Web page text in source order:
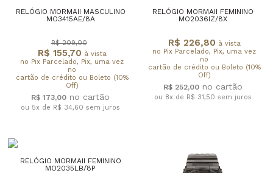
RELÓGIO MORMAII MASCULINO
MO3415AE/8A
R$ 155,70 à vista
no Pix Parcelado, Pix, uma vez
no
cartão de crédito ou Boleto (10%
Off)
R$ 209,00
R$ 173,00
ou 5x de R$ 34,60 sem juros
RELÓGIO MORMAII FEMININO
MO2036IZ/8X
R$ 226,80 à vista
no Pix Parcelado, Pix, uma vez
no
cartão de crédito ou Boleto (10%
Off)
R$ 252,00
ou 8x de R$ 31,50 sem juros
RELÓGIO MORMAII FEMININO
MO2035LB/8P